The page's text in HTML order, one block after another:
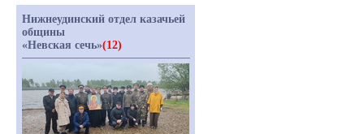
Нижнеудинский отдел казачьей
общины
«Невская сечь»(12)